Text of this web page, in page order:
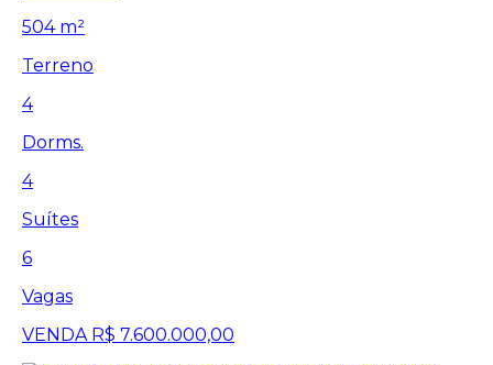
504 m²
Terreno
4
Dorms.
4
Suítes
6
Vagas
VENDA R$ 7.600.000,00